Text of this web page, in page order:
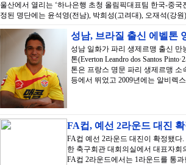
울산에서 열리는 ‘하나은행 초청 올림픽대표팀 한국-중
정된 명단에는 윤석영(전남), 박희성(고려대), 오재석(강
성남, 브라질 출신 에벨톤
성남 일화가 파리 생제르맹 출신 만
톤(Everton Leandro dos Santos
톤은 프랑스 명문 파리 생제르맹
등에서 뛰었고 2009년에는 알비렉
FA컵, 예선 2라운드 대진
FA컵 예선 2라운드 대진이 확정됐
한 축구회관 대회의실에서 대표자회
FA컵 2라운드에서는 1라운드를 통